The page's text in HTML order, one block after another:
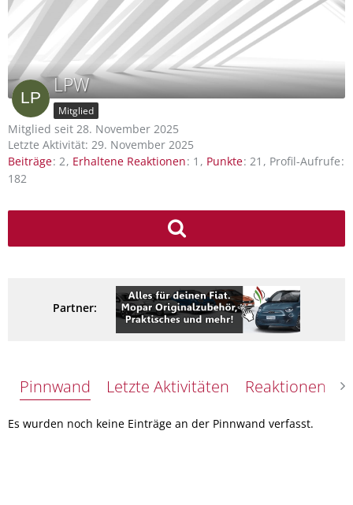
LPW
Mitglied
Mitglied seit 28. November 2025
Letzte Aktivität: 29. November 2025
Beiträge 2 Erhaltene Reaktionen 1 Punkte 21
Profil-Aufrufe
182
Partner:
Pinnwand Letzte Aktivitäten Reaktionen
Es wurden noch keine Einträge an der Pinnwand verfasst.